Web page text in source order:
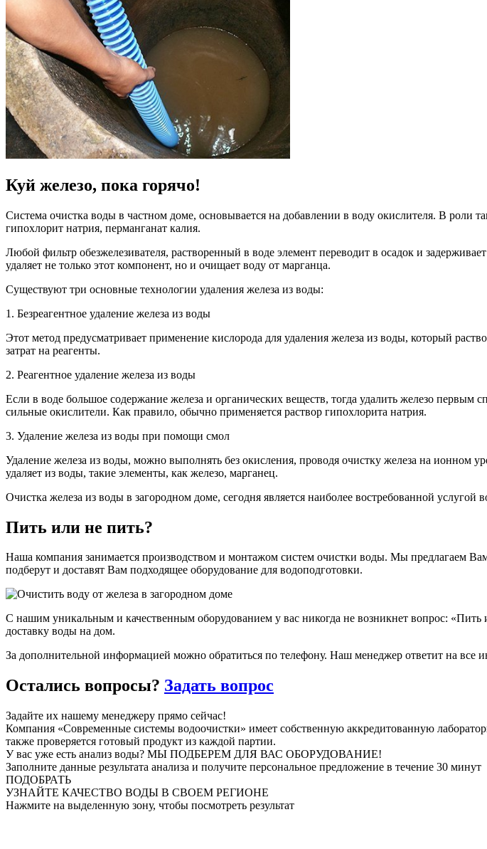
Куй железо, пока горячо!
Система очистка воды в частном доме, основывается на добавлении в воду окислителя. В роли
гипохлорит натрия, перманганат калия.
Любой фильтр обезжелезивателя, растворенный в воде элемент переводит в осадок и
удаляет не только этот компонент, но и очищает воду от марганца.
Существуют три основные технологии удаления железа из воды:
1. Безреагентное удаление железа из воды
Этот метод предусматривает применение кислорода для удаления железа из воды, который
затрат на реагенты.
2. Реагентное удаление железа из воды
Если в воде большое содержание железа и органических веществ, тогда удалить железо первым
сильные окислители. Как правило, обычно применяется раствор гипохлорита натрия.
3. Удаление железа из воды при помощи смол
Удаление железа из воды, можно выполнять без окисления, проводя очистку железа на ионном
удаляет из воды, такие элементы, как железо, марганец.
Очистка железа из воды в загородном доме, сегодня является наиболее востребованной услугой
Пить или не пить?
Наша компания занимается производством и монтажом систем очистки воды. Мы предлагаем
подберут и доставят Вам подходящее оборудование для водоподготовки.
С нашим уникальным и качественным оборудованием у вас никогда не возникнет вопрос:
доставку воды на дом.
За дополнительной информацией можно обратиться по телефону. Наш менеджер ответит на все
Остались вопросы? Задать вопрос
Задайте их нашему менеджеру прямо сейчас!
Компания «Современные системы водоочистки» имеет собственную аккредитованную
также проверяется готовый продукт из каждой партии.
У вас уже есть анализ воды? МЫ ПОДБЕРЕМ ДЛЯ ВАС ОБОРУДОВАНИЕ!
Заполните данные результата анализа и получите персональное предложение в течение 30 минут
ПОДОБРАТЬ
УЗНАЙТЕ КАЧЕСТВО ВОДЫ В СВОЕМ РЕГИОНЕ
Нажмите на выделенную зону, чтобы посмотреть результат